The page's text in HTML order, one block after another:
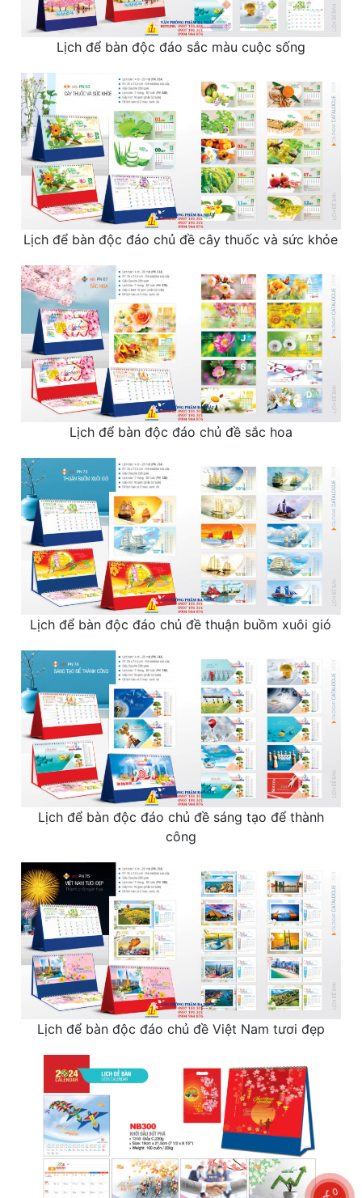
Lịch để bàn độc đáo sắc màu cuộc sống
Lịch để bàn độc đáo chủ đề cây thuốc và sức khỏe
Lịch để bàn độc đáo chủ đề sắc hoa
Lịch để bàn độc đáo chủ đề thuận buồm xuôi gió
Lịch để bàn độc đáo chủ đề sáng tạo để thành
công
Lịch để bàn độc đáo chủ đề Việt Nam tươi đẹp
0